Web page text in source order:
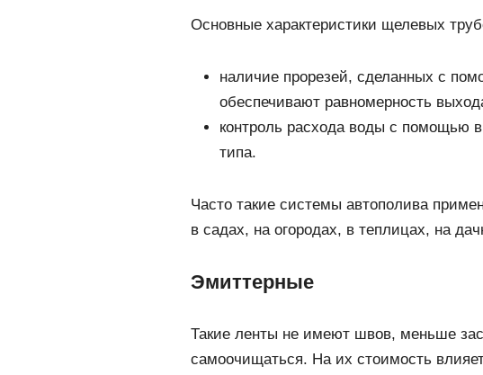
Основные характеристики щелевых
наличие прорезей, сделанных с
обеспечивают равномерность
контроль расхода воды с помощью
типа.
Часто такие системы автополива
в садах, на огородах, в теплицах, на
Эмиттерные
Такие ленты не имеют швов, меньше
самоочищаться. На их стоимость